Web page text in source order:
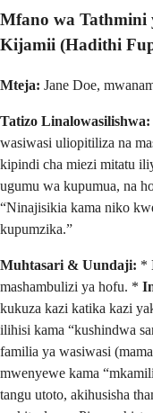
Mfano wa
Kijamii (Hadithi
Mteja: Jane Doe,
Tatizo Linalowasilishwa:
wasiwasi uliopitiliza na
kipindi cha miezi mitatu
ugumu wa kupumua, na
“Ninajisikia kama niko
kupumzika.”
Muhtasari & Uundaji: *
mashambulizi ya hofu. *
kukuza kazi katika kazi
ilihisi kama “kushindwa
familia ya wasiwasi
mwenyewe kama
tangu utoto, akihusisha